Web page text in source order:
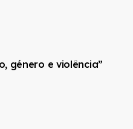
género e violência”